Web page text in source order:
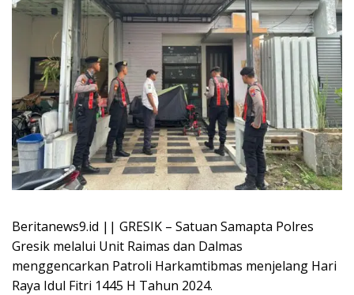
Beritanews9.id || GRESIK – Satuan Samapta Polres
Gresik melalui Unit Raimas dan Dalmas
menggencarkan Patroli Harkamtibmas menjelang Hari
Raya Idul Fitri 1445 H Tahun 2024.